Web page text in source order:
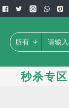
所有
秒杀专区